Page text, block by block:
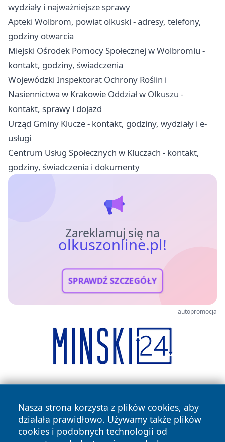
wydziały i najważniejsze sprawy
Apteki Wolbrom, powiat olkuski - adresy, telefony,
godziny otwarcia
Miejski Ośrodek Pomocy Społecznej w Wolbromiu -
kontakt, godziny, świadczenia
Wojewódzki Inspektorat Ochrony Roślin i
Nasiennictwa w Krakowie Oddział w Olkuszu -
kontakt, sprawy i dojazd
Urząd Gminy Klucze - kontakt, godziny, wydziały i e-
usługi
Centrum Usług Społecznych w Kluczach - kontakt,
godziny, świadczenia i dokumenty
Zareklamuj się na
olkuszonline.pl!
SPRAWDŹ SZCZEGÓŁY
autopromocja
Nasza strona korzysta z plików cookies, aby
działała prawidłowo. Używamy także plików
cookies i podobnych technologii od